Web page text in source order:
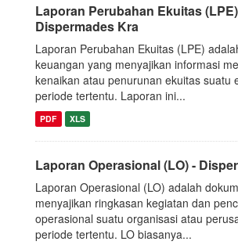
Laporan Perubahan Ekuitas
Dispermades Kra
Laporan Perubahan Ekuitas (LPE)
keuangan yang menyajikan informasi
kenaikan atau penurunan ekuitas suatu
periode tertentu. Laporan ini...
PDF XLS
Laporan Operasional (LO) -
Laporan Operasional (LO) adalah
menyajikan ringkasan kegiatan dan
operasional suatu organisasi atau
periode tertentu. LO biasanya...